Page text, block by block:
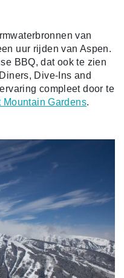
van
uur rijden van Aspen.
BBQ, dat ook te zien
Dive-Ins and
compleet door te
Mountain Gardens.